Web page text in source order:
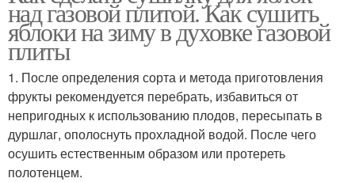
над газовой плитой. Как сушить
яблоки на зиму в духовке газовой
плиты
1. После определения сорта и метода приготовления
фрукты рекомендуется перебрать, избавиться от
непригодных к использованию плодов, пересыпать в
дуршлаг, ополоснуть прохладной водой. После чего
осушить естественным образом или протереть
полотенцем.